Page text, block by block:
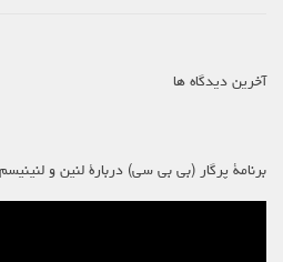
آخرین دیدگاه ها
برنامۀ پرگار (بی بی سی) دربارۀ لنین و